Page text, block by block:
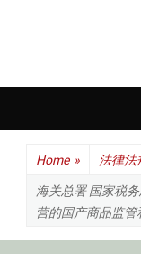
Home » 法律法
海关总署 国家税
营的国产商品监